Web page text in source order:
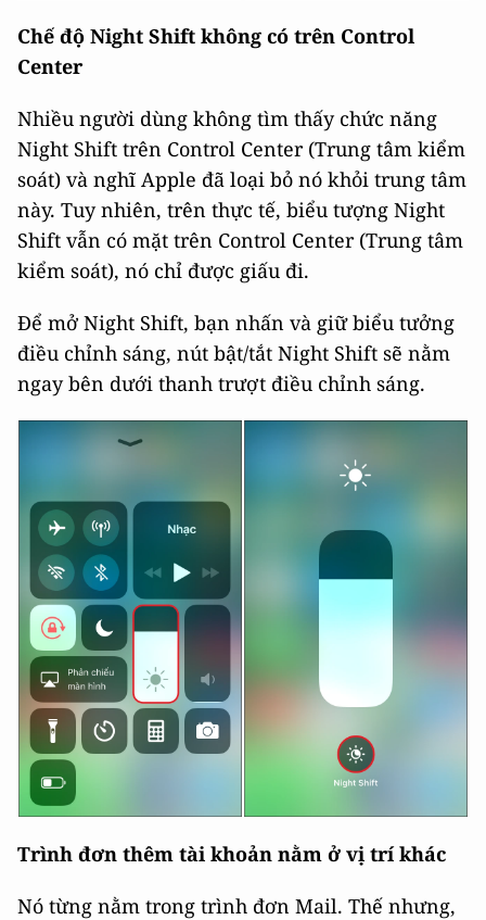
Chế độ Night Shift không có trên Control
Center
Nhiều người dùng không tìm thấy chức năng
Night Shift trên Control Center (Trung tâm kiểm
soát) và nghĩ Apple đã loại bỏ nó khỏi trung tâm
này. Tuy nhiên, trên thực tế, biểu tượng Night
Shift vẫn có mặt trên Control Center (Trung tâm
kiểm soát), nó chỉ được giấu đi.
Để mở Night Shift, bạn nhấn và giữ biểu tưởng
điều chỉnh sáng, nút bật/tắt Night Shift sẽ nằm
ngay bên dưới thanh trượt điều chỉnh sáng.
Trình đơn thêm tài khoản nằm ở vị trí khác
Nó từng nằm trong trình đơn Mail. Thế nhưng,